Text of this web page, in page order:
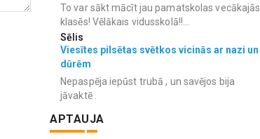
To var sākt mācīt jau pamatskolas vecākajās
klasēs! Vēlākais vidusskolā!!...
Sēlis
Viesītes pilsētas svētkos vicinās ar nazi un
dūrēm
Nepaspēja iepūst trubā , un savējos bija
jāvaktē .
APTAUJA